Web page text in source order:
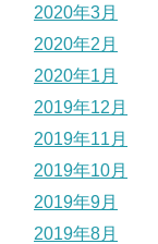
2020年3月
2020年2月
2020年1月
2019年12月
2019年11月
2019年10月
2019年9月
2019年8月